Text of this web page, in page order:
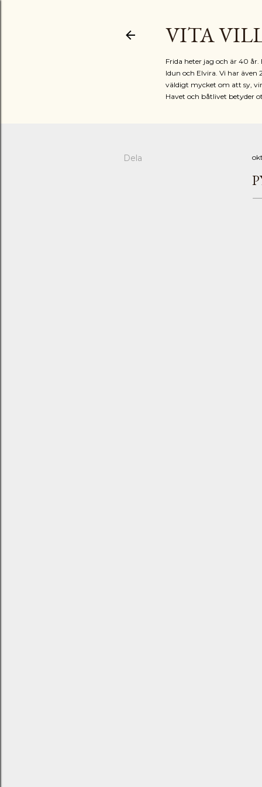
VITA
Frida heter jag och är 40
Idun och Elvira. Vi har
väldigt mycket om att sy,
Havet och båtlivet betyder
Dela